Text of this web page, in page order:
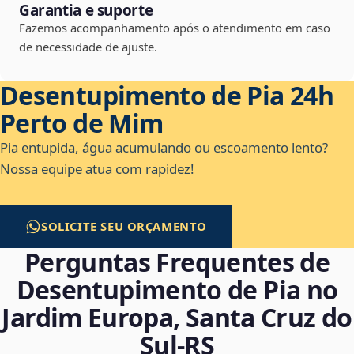
Garantia e suporte
Fazemos acompanhamento após o atendimento em caso
de necessidade de ajuste.
Desentupimento de Pia 24h
Perto de Mim
Pia entupida, água acumulando ou escoamento lento?
Nossa equipe atua com rapidez!
SOLICITE SEU ORÇAMENTO
Perguntas Frequentes de
Desentupimento de Pia no
Jardim Europa, Santa Cruz do
Sul‑RS